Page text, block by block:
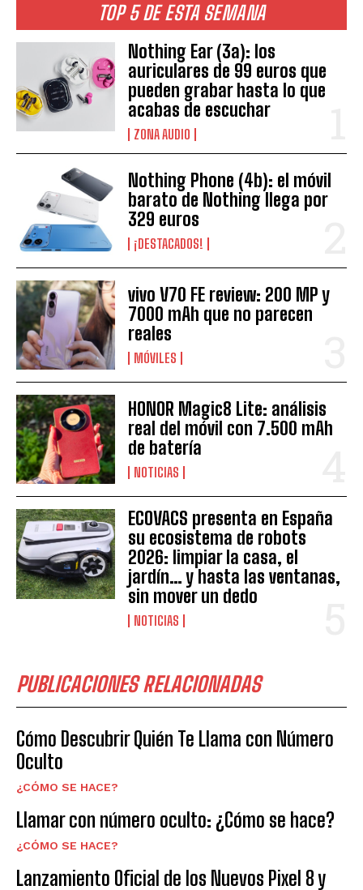
TOP 5 DE ESTA SEMANA
Nothing Ear (3a): los
auriculares de 99 euros que
pueden grabar hasta lo que
acabas de escuchar
ZONA AUDIO
Nothing Phone (4b): el móvil
barato de Nothing llega por
329 euros
¡DESTACADOS!
vivo V70 FE review: 200 MP y
7000 mAh que no parecen
reales
MÓVILES
HONOR Magic8 Lite: análisis
real del móvil con 7.500 mAh
de batería
NOTICIAS
ECOVACS presenta en España
su ecosistema de robots
2026: limpiar la casa, el
jardín… y hasta las ventanas,
sin mover un dedo
NOTICIAS
PUBLICACIONES RELACIONADAS
Cómo Descubrir Quién Te Llama con Número
Oculto
¿CÓMO SE HACE?
Llamar con número oculto: ¿Cómo se hace?
¿CÓMO SE HACE?
Lanzamiento Oficial de los Nuevos Pixel 8 y